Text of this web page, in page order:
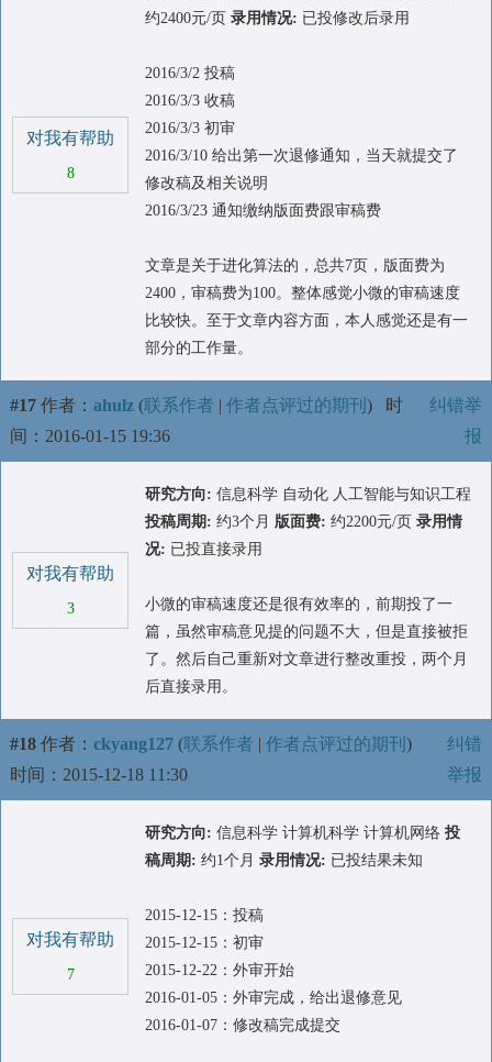
对我有帮助
8
约2400元/页 录用情况: 已投修改后录用
2016/3/2 投稿
2016/3/3 收稿
2016/3/3 初审
2016/3/10 给出第一次退修通知，当天就提交了
修改稿及相关说明
2016/3/23 通知缴纳版面费跟审稿费
文章是关于进化算法的，总共7页，版面费为
2400，审稿费为100。整体感觉小微的审稿速度
比较快。至于文章内容方面，本人感觉还是有一
部分的工作量。
#17 作者： ahulz (联系作者 | 作者点评过的期刊 ) 时
间：2016-01-15 19:36
纠错举
报
对我有帮助
3
研究方向: 信息科学 自动化 人工智能与知识工程
投稿周期: 约3个月 版面费: 约2200元/页 录用情
况: 已投直接录用
小微的审稿速度还是很有效率的，前期投了一
篇，虽然审稿意见提的问题不大，但是直接被拒
了。然后自己重新对文章进行整改重投，两个月
后直接录用。
#18 作者： ckyang127 (联系作者 | 作者点评过的期刊 )
时间：2015-12-18 11:30
纠错
举报
对我有帮助
7
研究方向: 信息科学 计算机科学 计算机网络 投
稿周期: 约1个月 录用情况: 已投结果未知
2015-12-15：投稿
2015-12-15：初审
2015-12-22：外审开始
2016-01-05：外审完成，给出退修意见
2016-01-07：修改稿完成提交